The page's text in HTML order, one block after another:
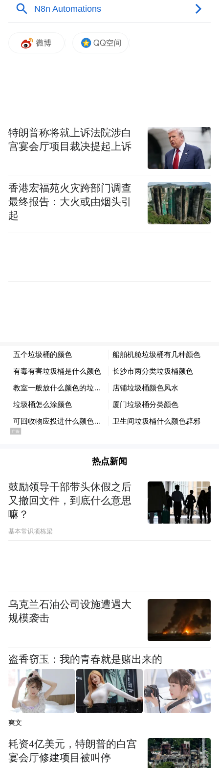
耀皮汽车玻璃有限公司新能源汽车节能镀膜
情况。
“特别声明：以上作品内容(包括在内的视频、图片或音
频)为凤凰网旗下自媒体平台“大风号”用户上传并发
布，本平台仅提供信息存储空间服务。
Notice: The content above (including the videos,
pictures and audios if any) is uploaded and posted
by the user of Dafeng Hao, which is a social media
platform and merely provides information storage
特朗普称将就上诉法院涉白
宫宴会厅项目裁决提起上诉
香港宏福苑火灾跨部门调查
最终报告：大火或由烟头引
起
热点新闻
鼓励领导干部带头休假之后
又撤回文件，到底什么意思
嘛？
基本常识项栋梁
乌克兰石油公司设施遭遇大
规模袭击
盗香窃玉：我的青春就是赌出来的
爽文
耗资4亿美元，特朗普的白宫
宴会厅修建项目被叫停